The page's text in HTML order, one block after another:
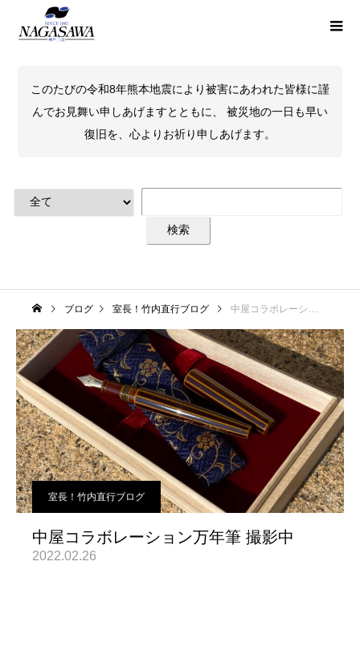
このたびの令和8年熊本地震により被害にあわれた皆様に謹
んでお見舞い申しあげますとともに、 被災地の一日も早い
復旧を、心よりお祈り申しあげます。
ブログ 室長！竹内直行ブログ 中屋コラボレーション万年筆 撮影中
室長！竹内直行ブログ
中屋コラボレーション万年筆 撮影中
2022.02.26